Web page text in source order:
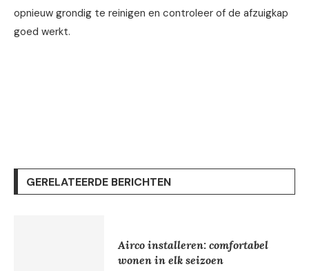
opnieuw grondig te reinigen en controleer of de afzuigkap
goed werkt.
GERELATEERDE BERICHTEN
Airco installeren: comfortabel
wonen in elk seizoen